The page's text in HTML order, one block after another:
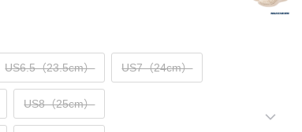
US6.5（23.5cm） US7（24cm）
US8（25cm）